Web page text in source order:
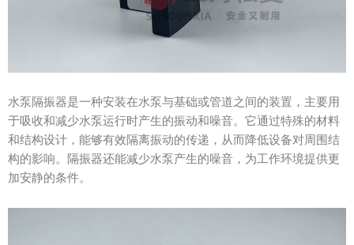
水泵隔振器是一种安装在水泵与基础或管道之间的装置，主要用
于吸收和减少水泵运行时产生的振动和噪音。它通过特殊的材料
和结构设计，能够有效隔离振动的传递，从而降低设备对周围结
构的影响。隔振器还能减少水泵产生的噪音，为工作环境提供更
加安静的条件。